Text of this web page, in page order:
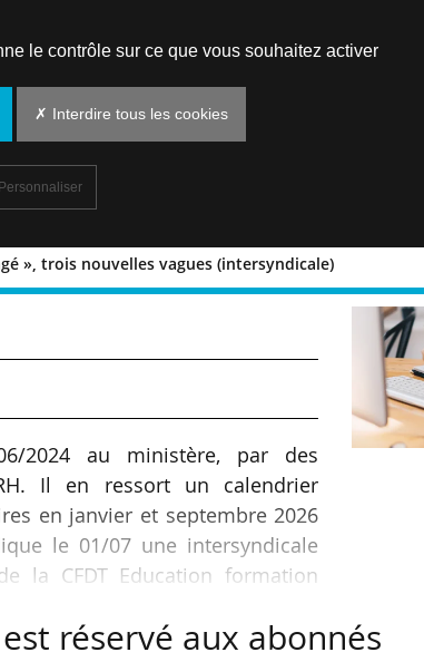
», trois nouvelles vagues (intersyndicale)
aménagé »,
2024 au ministère, par des
Il en ressort un calendrier
en janvier et septembre 2026
le 01/07 une intersyndicale
la CFDT Education formation
réservé aux abonnés
le contrôle sur ce que vous souhaitez activer
✗ Interdire tous les cookies
Personnaliser